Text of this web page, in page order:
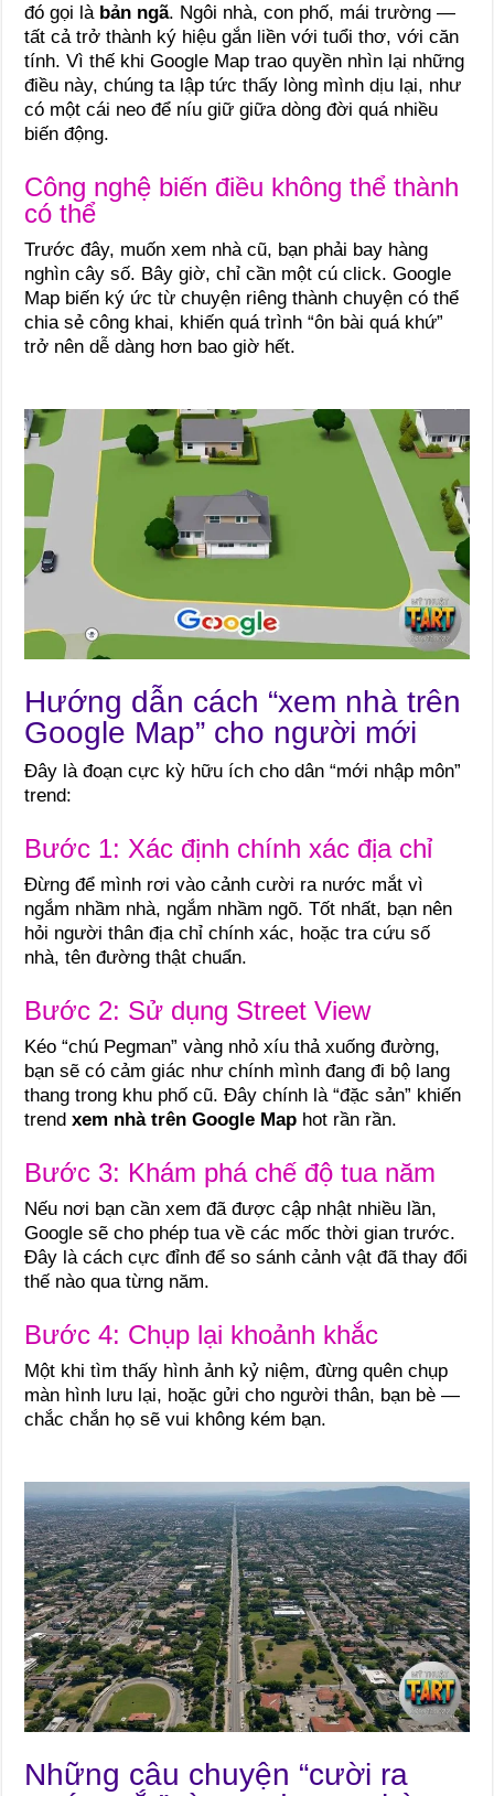
đó gọi là bản ngã. Ngôi nhà, con phố, mái trường —
tất cả trở thành ký hiệu gắn liền với tuổi thơ, với căn
tính. Vì thế khi Google Map trao quyền nhìn lại những
điều này, chúng ta lập tức thấy lòng mình dịu lại, như
có một cái neo để níu giữ giữa dòng đời quá nhiều
biến động.
Công nghệ biến điều không thể thành
có thể
Trước đây, muốn xem nhà cũ, bạn phải bay hàng
nghìn cây số. Bây giờ, chỉ cần một cú click. Google
Map biến ký ức từ chuyện riêng thành chuyện có thể
chia sẻ công khai, khiến quá trình “ôn bài quá khứ”
trở nên dễ dàng hơn bao giờ hết.
Hướng dẫn cách “xem nhà trên
Google Map” cho người mới
Đây là đoạn cực kỳ hữu ích cho dân “mới nhập môn”
trend:
Bước 1: Xác định chính xác địa chỉ
Đừng để mình rơi vào cảnh cười ra nước mắt vì
ngắm nhầm nhà, ngắm nhầm ngõ. Tốt nhất, bạn nên
hỏi người thân địa chỉ chính xác, hoặc tra cứu số
nhà, tên đường thật chuẩn.
Bước 2: Sử dụng Street View
Kéo “chú Pegman” vàng nhỏ xíu thả xuống đường,
bạn sẽ có cảm giác như chính mình đang đi bộ lang
thang trong khu phố cũ. Đây chính là “đặc sản” khiến
trendxem nhà trên Google Map hot rần rần.
Bước 3: Khám phá chế độ tua năm
Nếu nơi bạn cần xem đã được cập nhật nhiều lần,
Google sẽ cho phép tua về các mốc thời gian trước.
Đây là cách cực đỉnh để so sánh cảnh vật đã thay đổi
thế nào qua từng năm.
Bước 4: Chụp lại khoảnh khắc
Một khi tìm thấy hình ảnh kỷ niệm, đừng quên chụp
màn hình lưu lại, hoặc gửi cho người thân, bạn bè —
chắc chắn họ sẽ vui không kém bạn.
Những câu chuyện “cười ra